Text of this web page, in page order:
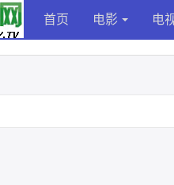
首页 电影 电